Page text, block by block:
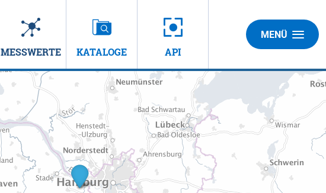
MESSWERTE KATALOGE API
MENÜ